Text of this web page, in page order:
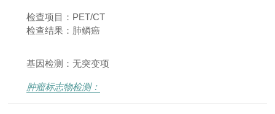
检查项目：PET/CT
检查结果：肺鳞癌
基因检测：无突变项
肿瘤标志物检测：